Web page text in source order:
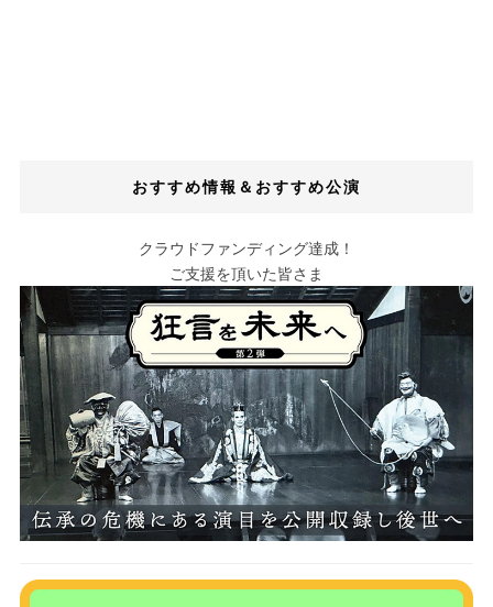
おすすめ情報＆おすすめ公演
クラウドファンディング達成！
ご支援を頂いた皆さま